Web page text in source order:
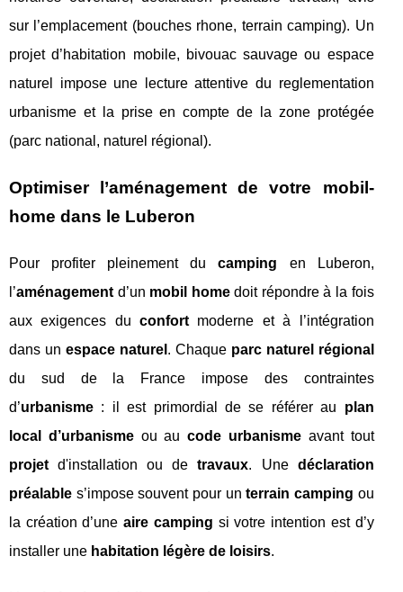
sur l’emplacement (bouches rhone, terrain camping). Un
projet d’habitation mobile, bivouac sauvage ou espace
naturel impose une lecture attentive du reglementation
urbanisme et la prise en compte de la zone protégée
(parc national, naturel régional).
Optimiser l’aménagement de votre mobil-
home dans le Luberon
Pour profiter pleinement ducamping en Luberon,
l’aménagement d’un mobil homedoit répondre à la fois
aux exigences duconfort moderne et à l’intégration
dans un espace naturel . Chaque parc naturel régional
du sud de la France impose des contraintes
d’urbanisme : il est primordial de se référer au plan
local d’urbanismeou aucode urbanisme avant tout
projet d'installation ou detravaux. Une déclaration
préalable s’impose souvent pour unterrain camping ou
la création d’uneaire camping si votre intention est d’y
installer une habitation légère de loisirs.